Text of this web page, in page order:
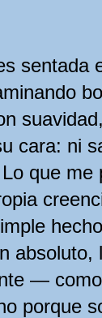
sentada
cara: ni
que me
absoluto,
—
porque